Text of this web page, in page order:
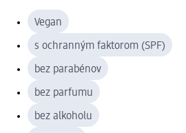
Vegan
s ochranným faktorom (SPF)
bez parabénov
bez parfumu
bez alkoholu